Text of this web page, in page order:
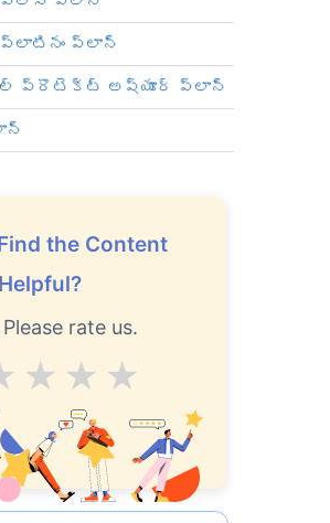
ప్లాన్
ప్రొటెక్ట్ అష్యూర్ ప్లాన్
the Content
Helpful?
rate us.
Excellent
V.Good
Good